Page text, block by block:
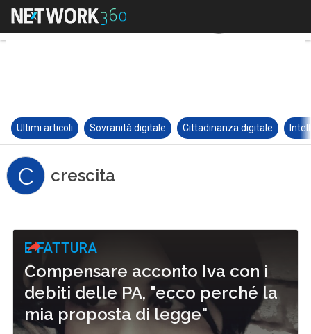
Ultimi articoli Sovranità digitale Cittadinanza digitale
C crescita
E-FATTURA
Compensare acconto Iva con i
debiti delle PA, "ecco perché la
mia proposta di legge"